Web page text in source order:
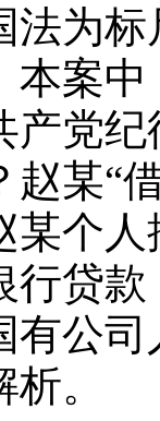
法为
本案
产党
赵某“
某个
行贷
有公
。